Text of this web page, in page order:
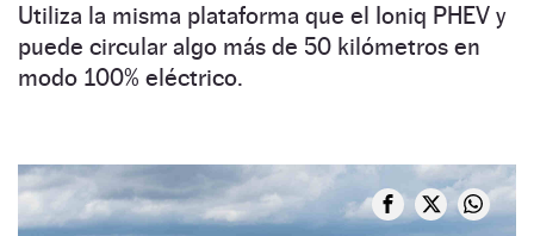
Utiliza la misma plataforma que el Ioniq PHEV y
puede circular algo más de 50 kilómetros en
modo 100% eléctrico.